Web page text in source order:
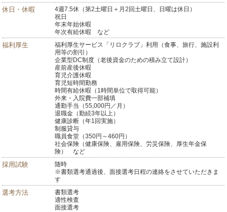
休日・休暇
4週7.5休（第2土曜日＋月2回土曜日、日曜は休日）
祝日
年末年始休暇
年次有給休暇 など
福利厚生
福利厚生サービス「リロクラブ」利用（食事、旅行、施設利
用等の割引）
企業型DC制度（老後資金のための積み立て設計）
産前産後休暇
育児介護休暇
育児短時間勤務
時間有給休暇（1時間単位で取得可能）
外来・入院費一部補填
通勤手当（55,000円／月）
退職金（勤続3年以上）
健康診断（年1回実施）
制服貸与
職員食堂（350円～460円）
社会保険（健康保険、雇用保険、労災保険、厚生年金保
険） など
採用試験
随時
※書類選考通過後、面接選考日程の連絡をさせていただきま
す
選考方法
書類選考
適性検査
面接選考